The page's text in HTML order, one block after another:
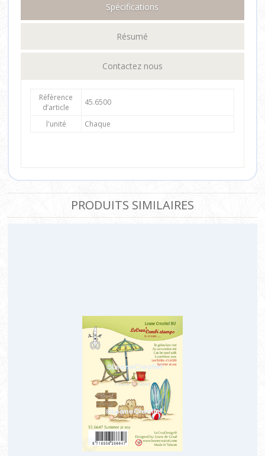
Spécifications
Résumé
Contactez nous
Réfèrence
d’article
45.6500
l'unité Chaque
PRODUITS SIMILAIRES